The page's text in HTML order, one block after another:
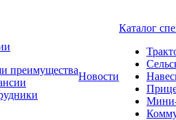
преимущества
Новости
Каталог